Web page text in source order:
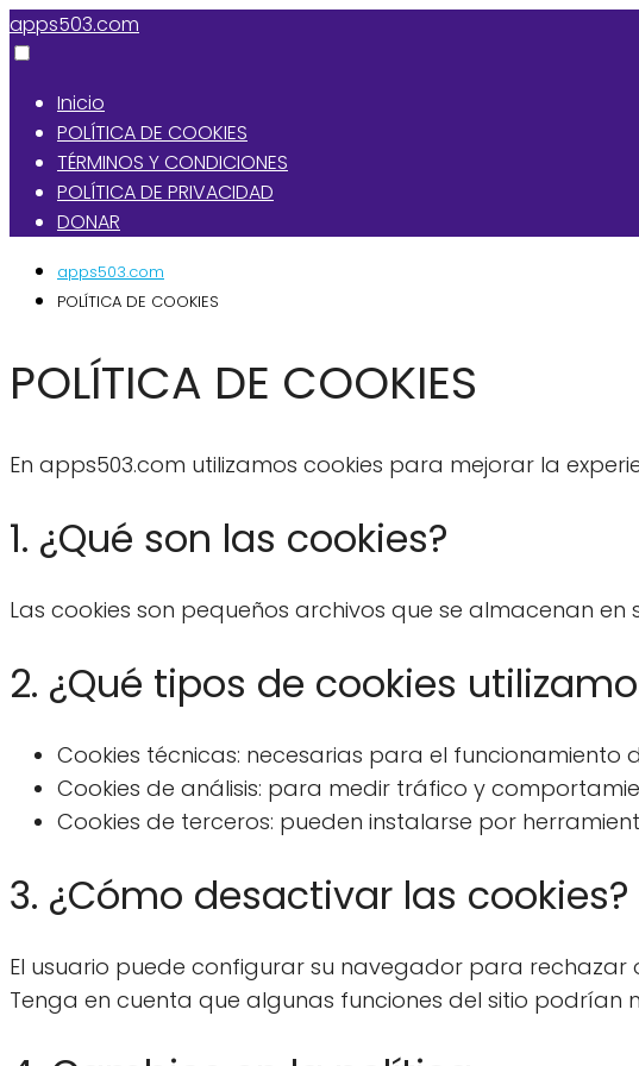
apps503.com
Inicio
POLÍTICA DE COOKIES
TÉRMINOS Y CONDICIONES
POLÍTICA DE PRIVACIDAD
DONAR
apps503.com
POLÍTICA DE COOKIES
POLÍTICA DE COOKIES
En apps503.com utilizamos cookies para mejorar la
1. ¿Qué son las cookies?
Las cookies son pequeños archivos que se almacenan en
2. ¿Qué tipos de cookies
Cookies técnicas: necesarias para el funcionamiento
Cookies de análisis: para medir tráfico y
Cookies de terceros: pueden instalarse por
3. ¿Cómo desactivar las cookies?
El usuario puede configurar su navegador para rechazar
Tenga en cuenta que algunas funciones del sitio podrían